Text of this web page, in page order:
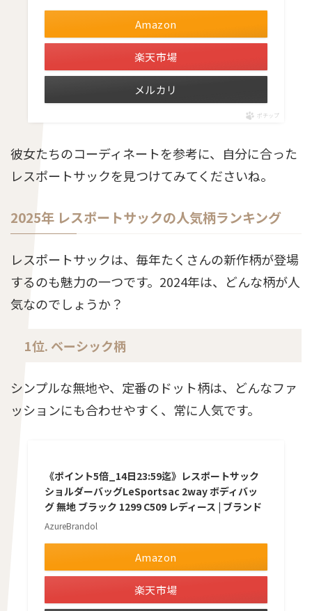
Amazon
楽天市場
メルカリ
ポチップ
彼女たちのコーディネートを参考に、自分に合った
レスポートサックを見つけてみてくださいね。
2025年 レスポートサックの人気柄ランキング
レスポートサックは、毎年たくさんの新作柄が登場
するのも魅力の一つです。2024年は、どんな柄が人
気なのでしょうか？
1位. ベーシック柄
シンプルな無地や、定番のドット柄は、どんなファ
ッションにも合わせやすく、常に人気です。
《ポイント5倍_14日23:59迄》レスポートサック
ショルダーバッグLeSportsac 2way ボディバッ
グ 無地 ブラック 1299 C509 レディース | ブランド
AzureBrandol
Amazon
楽天市場